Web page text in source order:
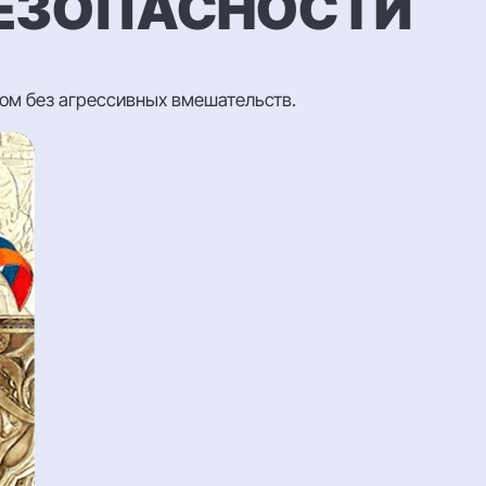
без агрессивных вмешательств.